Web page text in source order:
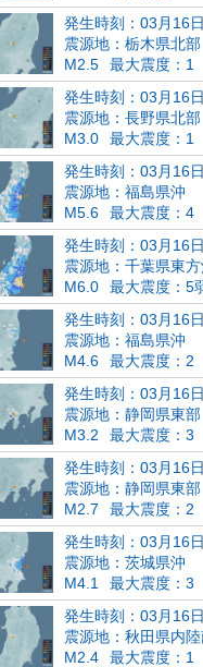
発生時刻：03月16
震源地：栃木県北部
M2.5
最大震度：1
発生時刻：03月16
震源地：長野県北部
M3.0
最大震度：1
発生時刻：03月16
震源地：福島県沖
M5.6
最大震度：4
発生時刻：03月16
震源地：千葉県東方
M6.0
最大震度：5
発生時刻：03月16
震源地：福島県沖
M4.6
最大震度：2
発生時刻：03月16
震源地：静岡県東部
M3.2
最大震度：3
発生時刻：03月16
震源地：静岡県東部
M2.7
最大震度：2
発生時刻：03月16
震源地：茨城県沖
M4.1
最大震度：3
発生時刻：03月16
震源地：秋田県内
M2.4
最大震度：1